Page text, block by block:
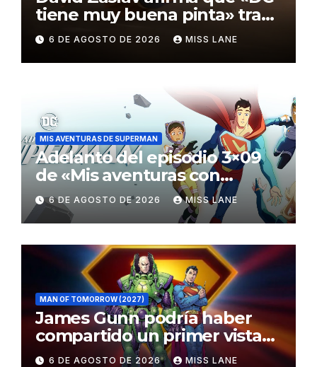
tiene muy buena pinta» tras
el fracaso de «Supergirl»
6 DE AGOSTO DE 2026 MISS LANE
MIS AVENTURAS DE SUPERMAN
Adelanto del episodio 3×09
de «Mis aventuras con
Superman»
6 DE AGOSTO DE 2026 MISS LANE
MAN OF TOMORROW (2027)
James Gunn podría haber
compartido un primer vistazo
al traje de Brainiac
6 DE AGOSTO DE 2026 MISS LANE